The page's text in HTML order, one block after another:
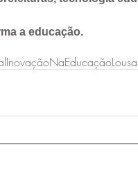
a educação.
InovaçãoNaEducação